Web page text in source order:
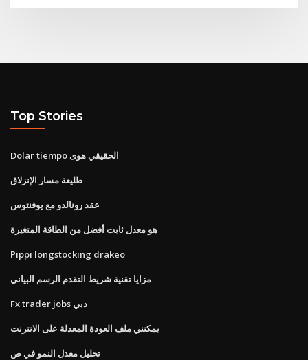
Top Stories
Dolar tiempo الحقيقي هوى
طليعة مسار الإنزلاق
عقد رونالدو مع يوفنتوس
هو معدل ثابت أفضل من الطاقة المتغيرة
Pippi longstocking drakeo
مزايا تقنية شريط التقدم الرسم البياني
Fx trader jobs دبي
يمكنني ملف العودة المعدلة على الانترنت
تحليل معدل النمو في ص